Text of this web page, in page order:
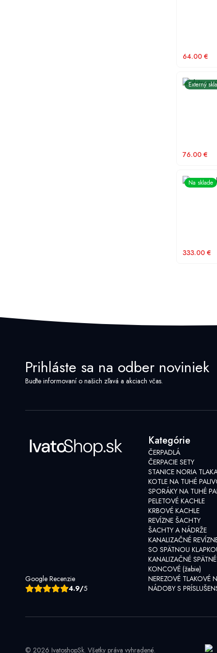
64.00 €
Externý
76.00 €
Na sklade
333.00 €
Prihláste sa na odber noviniek
Buďte informovaní o našich zľavá a akciach včas.
Google Recenzie
4.9/5
Kategórie
ČERPADLÁ
ČERPACIE SETY
STANICE NORIA
KOTLE NA TUHÉ
SPORÁKY NA TUHÉ
PELETOVÉ KACHLE
KRBOVÉ KACHLE
REVÍZNE ŠACHTY
ŠACHTY A NÁDRŽE
KANALIZAČNÉ
SO SPÄTNOU
KANALIZAČNÉ
KONCOVÉ (žabie)
NEREZOVÉ TLAKOVÉ
NÁDOBY S
© 2026 IvatoshopSk. Všetky práva vyhradené.